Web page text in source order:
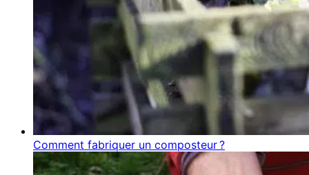
Comment fabriquer un composteur ?